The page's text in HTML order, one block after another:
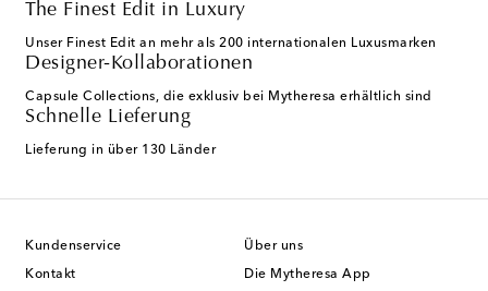
The Finest Edit in Luxury
Unser Finest Edit an mehr als 200 internationalen Luxusmarken
Designer-Kollaborationen
Capsule Collections, die exklusiv bei Mytheresa erhältlich sind
Schnelle Lieferung
Lieferung in über 130 Länder
Kundenservice
Kontakt
Über uns
Die Mytheresa App